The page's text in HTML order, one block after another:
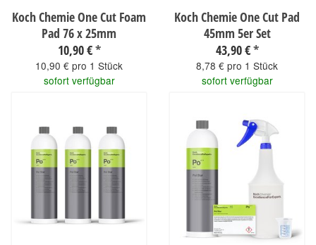
Koch Chemie One Cut Foam
Pad 76 x 25mm
10,90 €*
10,90 € pro 1 Stück
sofort verfügbar
Koch Chemie One Cut Pad
45mm 5er Set
43,90 €*
8,78 € pro 1 Stück
sofort verfügbar